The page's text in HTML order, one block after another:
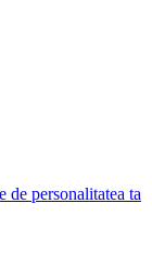
de personalitatea ta